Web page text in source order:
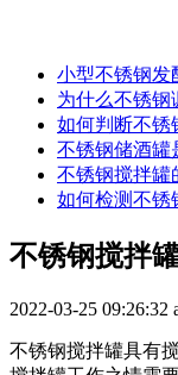
小型不锈钢发
为什么不锈钢
如何判断不锈
不锈钢储酒罐
不锈钢搅拌罐
如何检测不锈
不锈钢搅拌
2022-03-25 09:26:32
不锈钢搅拌罐具有